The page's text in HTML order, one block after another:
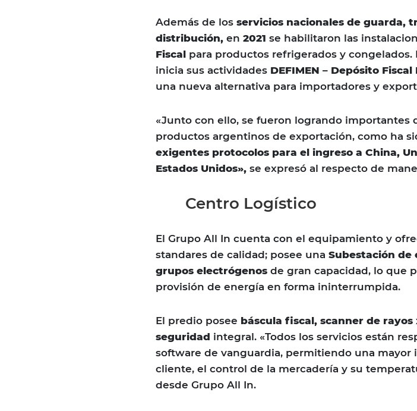
Además de los servicios nacionales de guarda,
distribución, en 2021 se habilitaron las
Fiscal para productos refrigerados y congelados.
inicia sus actividades DEFIMEN – Depósito Fiscal
una nueva alternativa para importadores y
«Junto con ello, se fueron logrando importantes
productos argentinos de exportación, como ha
exigentes protocolos para el ingreso a China,
Estados Unidos», se expresó al respecto de
Centro Logístico
El Grupo All In cuenta con el equipamiento y
standares de calidad; posee una Subestación de
grupos electrógenos de gran capacidad, lo que
provisión de energía en forma ininterrumpida.
El predio posee báscula fiscal, scanner de rayos
seguridad integral. «Todos los servicios están
software de vanguardia, permitiendo una mayor
cliente, el control de la mercadería y su
desde Grupo All In.